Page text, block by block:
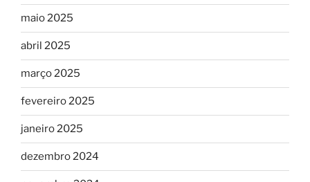
maio 2025
abril 2025
março 2025
fevereiro 2025
janeiro 2025
dezembro 2024